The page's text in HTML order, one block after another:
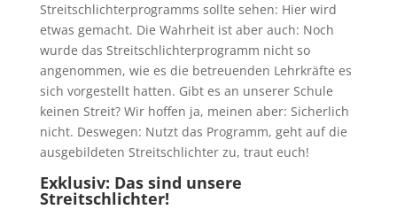
Streitschlichterprogramms sollte sehen: Hier wird
etwas gemacht. Die Wahrheit ist aber auch: Noch
wurde das Streitschlichterprogramm nicht so
angenommen, wie es die betreuenden Lehrkräfte es
sich vorgestellt hatten. Gibt es an unserer Schule
keinen Streit? Wir hoffen ja, meinen aber: Sicherlich
nicht. Deswegen: Nutzt das Programm, geht auf die
ausgebildeten Streitschlichter zu, traut euch!
Exklusiv: Das sind unsere
Streitschlichter!